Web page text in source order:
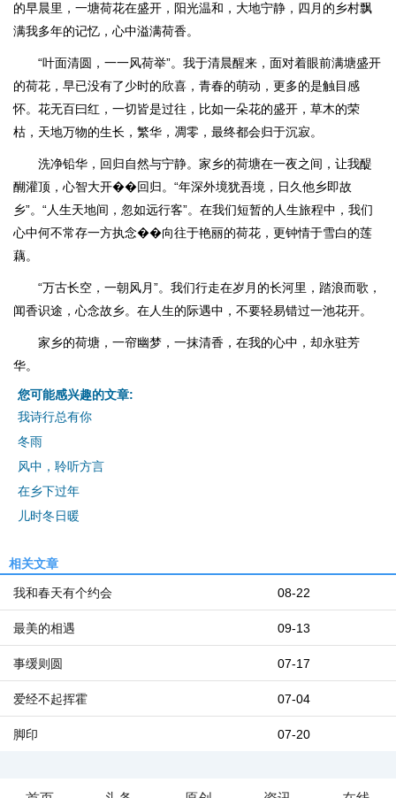
的早晨里，一塘荷花在盛开，阳光温和，大地宁静，四月的乡村飘
满我多年的记忆，心中溢满荷香。
“叶面清圆，一一风荷举”。我于清晨醒来，面对着眼前满塘盛开
的荷花，早已没有了少时的欣喜，青春的萌动，更多的是触目感
怀。花无百曰红，一切皆是过往，比如一朵花的盛开，草木的荣
枯，天地万物的生长，繁华，凋零，最终都会归于沉寂。
洗净铅华，回归自然与宁静。家乡的荷塘在一夜之间，让我醍
醐灌顶，心智大开��回归。“年深外境犹吾境，日久他乡即故
乡”。“人生天地间，忽如远行客”。在我们短暂的人生旅程中，我们
心中何不常存一方执念��向往于艳丽的荷花，更钟情于雪白的莲
藕。
“万古长空，一朝风月”。我们行走在岁月的长河里，踏浪而歌，
闻香识途，心念故乡。在人生的际遇中，不要轻易错过一池花开。
家乡的荷塘，一帘幽梦，一抹清香，在我的心中，却永驻芳
华。
您可能感兴趣的文章:
我诗行总有你
冬雨
风中，聆听方言
在乡下过年
儿时冬日暖
相关文章
08-22
我和春天有个约会
09-13
最美的相遇
07-17
事缓则圆
07-04
爱经不起挥霍
07-20
脚印